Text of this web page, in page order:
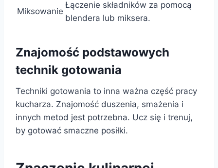
Miksowanie
Łączenie składników za pomocą
blendera lub miksera.
Znajomość podstawowych
technik gotowania
Techniki gotowania to inna ważna część pracy
kucharza. Znajomość duszenia, smażenia i
innych metod jest potrzebna. Ucz się i trenuj,
by gotować smaczne posiłki.